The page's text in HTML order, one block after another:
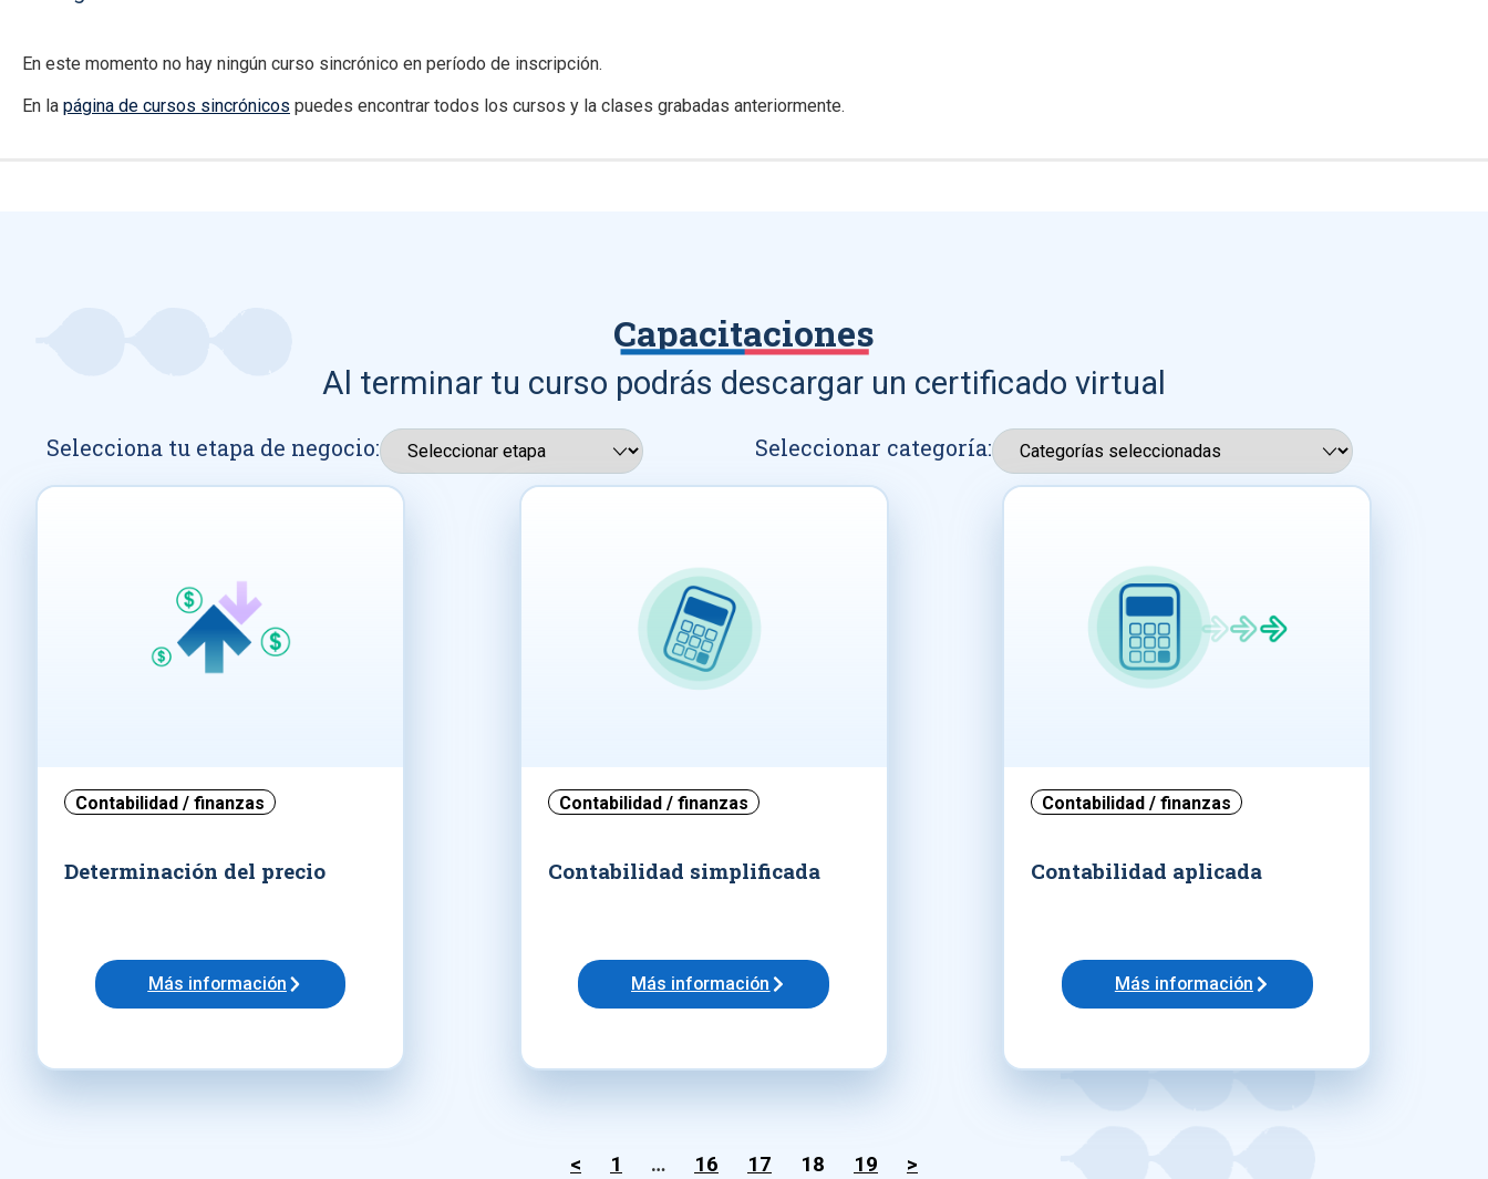
En este momento no hay ningún curso sincrónico en período de inscripción.
En la página de cursos sincrónicos puedes encontrar todos los cursos y la clases grabadas anteriormente.
Capacitaciones
Al terminar tu curso podrás descargar un certificado virtual
Selecciona tu etapa de negocio: Seleccionar categoría:
Contabilidad / finanzas
Determinación del precio
Más información
Contabilidad / finanzas
Contabilidad simplificada
Más información
Contabilidad / finanzas
Contabilidad aplicada
Más información
< 1 … 16 17 18 19 >